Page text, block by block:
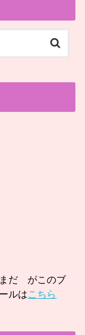
だ がこのブ
ルはこちら